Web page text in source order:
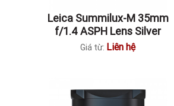
Leica Summilux-M 35mm
f/1.4 ASPH Lens Silver
Giá từ: Liên hệ